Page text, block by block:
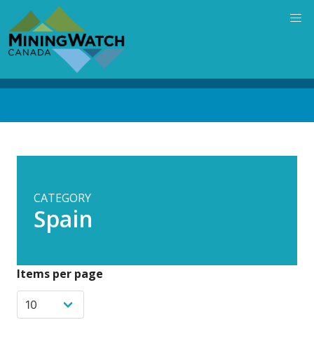
main
content
CATEGORY
Spain
Items per page